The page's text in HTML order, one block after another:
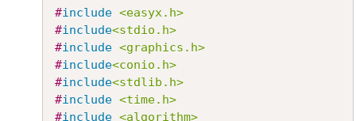
#include <easyx.h>
#include<stdio.h>
#include <graphics.h>
#include<conio.h>
#include<stdlib.h>
#include <time.h>
#include <algorithm>